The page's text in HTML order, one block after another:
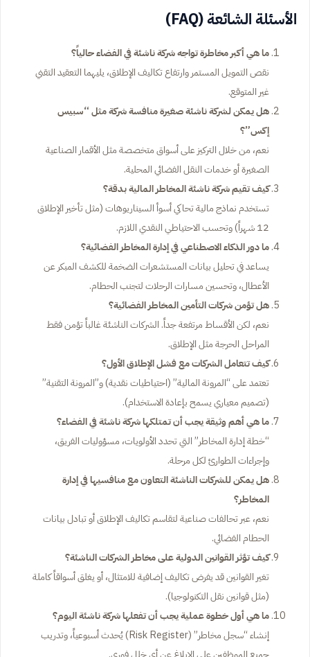
الأسئلة الشائعة (FAQ)
ما هي أكبر مخاطرة تواجه شركة ناشئة في الفضاء حالياً؟
نقص التمويل المستمر وارتفاع تكاليف الإطلاق، يليهما التعقيد التقني
غير المتوقع.
هل يمكن لشركة ناشئة صغيرة منافسة شركة مثل “سبيس
إكس”؟
نعم، من خلال التركيز على أسواق متخصصة مثل الأقمار الصناعية
الصغيرة أو خدمات النقل الفضائي المحلية.
كيف تقيم شركة ناشئة المخاطر المالية بدقة؟
تستخدم نماذج مالية تحاكي أسوأ السيناريوهات (مثل تأخير الإطلاق
12 شهراً) وتحسب الاحتياطي النقدي اللازم.
ما دور الذكاء الاصطناعي في إدارة المخاطر الفضائية؟
يساعد في تحليل بيانات المستشعرات الضخمة للكشف المبكر عن
الأعطال، وتحسين مسارات الرحلات لتجنب الحطام.
هل تؤمن شركات التأمين المخاطر الفضائية؟
نعم، لكن الأقساط مرتفعة جداً. الشركات الناشئة غالباً تؤمن فقط
المراحل الحرجة مثل الإطلاق.
كيف تتعامل الشركات مع فشل الإطلاق الأول؟
تعتمد على “المرونة المالية” (احتياطيات نقدية) و”المرونة التقنية”
(تصميم معياري يسمح بإعادة الاستخدام).
ما هي أهم وثيقة يجب أن تمتلكها شركة ناشئة في الفضاء؟
“خطة إدارة المخاطر” التي تحدد الأولويات، مسؤوليات الفريق،
وإجراءات الطوارئ لكل مرحلة.
هل يمكن للشركات الناشئة التعاون مع منافسيها في إدارة
المخاطر؟
نعم، عبر تحالفات صناعية لتقاسم تكاليف الإطلاق أو تبادل بيانات
الحطام الفضائي.
كيف تؤثر القوانين الدولية على مخاطر الشركات الناشئة؟
تغير القوانين قد يفرض تكاليف إضافية للامتثال، أو يغلق أسواقاً كاملة
(مثل قوانين نقل التكنولوجيا).
ما هي أول خطوة عملية يجب أن تفعلها شركة ناشئة اليوم؟
إنشاء “سجل مخاطر” (Risk Register) يُحدث أسبوعياً، وتدريب